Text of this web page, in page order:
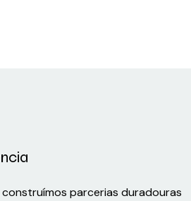
parcerias duradouras